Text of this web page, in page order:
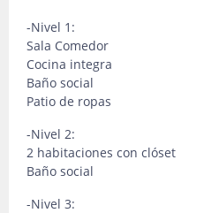
-Nivel 1:
Sala Comedor
Cocina integra
Baño social
Patio de ropas
-Nivel 2:
2 habitaciones con clóset
Baño social
-Nivel 3: